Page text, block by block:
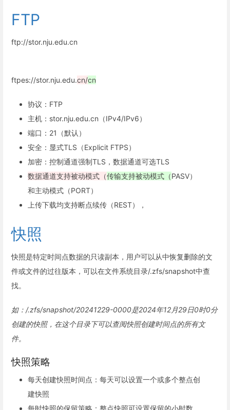
FTP
ftp://stor.nju.edu.cn
ftpes://stor.nju.edu.cn/cn
协议：FTP
主机：stor.nju.edu.cn（IPv4/IPv6）
端口：21（默认）
安全：显式TLS（Explicit FTPS）
加密：控制通道强制TLS，数据通道可选TLS
数据通道支持被动模式（传输支持被动模式（PASV）
和主动模式（PORT）
上传下载均支持断点续传（REST），
快照
快照是特定时间点数据的只读副本，用户可以从中恢复删除的文
件或文件的过往版本，可以在文件系统目录/.zfs/snapshot中查
找。
如：/.zfs/snapshot/20241229-0000是2024年12月29日0时0分
创建的快照，在这个目录下可以查阅快照创建时间点的所有文
件。
快照策略
每天创建快照时间点：每天可以设置一个或多个整点创
建快照